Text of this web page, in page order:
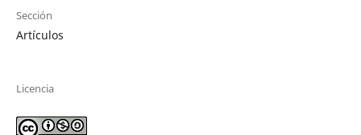
Sección
Artículos
Licencia